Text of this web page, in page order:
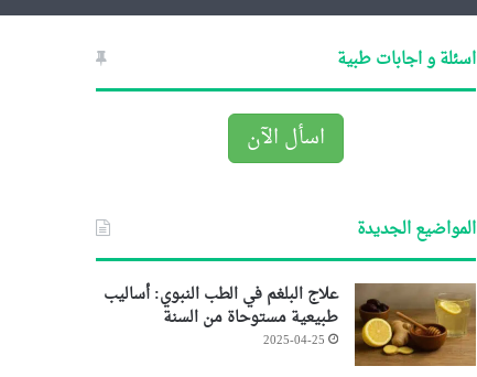
اسئلة و اجابات طبية
اسأل الآن
المواضيع الجديدة
علاج البلغم في الطب النبوي: أساليب
طبيعية مستوحاة من السنة
2025-04-25